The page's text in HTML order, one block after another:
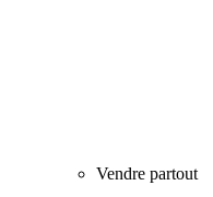
Vendre partout